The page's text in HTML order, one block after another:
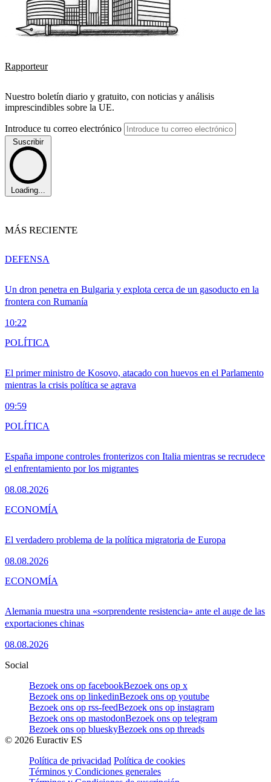
Rapporteur
Nuestro boletín diario y gratuito, con noticias y análisis
imprescindibles sobre la UE.
Introduce tu correo electrónico
Suscribir
Loading...
MÁS RECIENTE
Un dron penetra en Bulgaria y explota cerca de un gasoducto en la
frontera con Rumanía
10:22
DEFENSA
El primer ministro de Kosovo, atacado con huevos en el Parlamento
mientras la crisis política se agrava
09:59
POLÍTICA
España impone controles fronterizos con Italia mientras se recrudece
el enfrentamiento por los migrantes
08.08.2026
POLÍTICA
El verdadero problema de la política migratoria de Europa
08.08.2026
ECONOMÍA
Alemania muestra una «sorprendente resistencia» ante el auge de las
exportaciones chinas
08.08.2026
ECONOMÍA
Social
Bezoek ons op facebookBezoek ons op x
Bezoek ons op linkedinBezoek ons op youtube
Bezoek ons op rss-feedBezoek ons op instagram
Bezoek ons op mastodonBezoek ons op telegram
Bezoek ons op blueskyBezoek ons op threads
© 2026 Euractiv ES
Política de privacidad Política de cookies
Términos y Condiciones generales